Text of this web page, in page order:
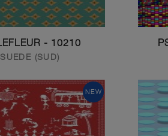
10210 - MILLEFLEUR
SUEDE (SUD)
NEW